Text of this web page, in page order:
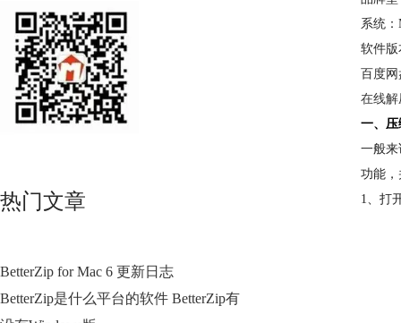
热门文章
BetterZip for Mac 6 更新日志
BetterZip是什么平台的软件 BetterZip有
系统：
软件版
百度
在线解
一、
一般
功能
1、打